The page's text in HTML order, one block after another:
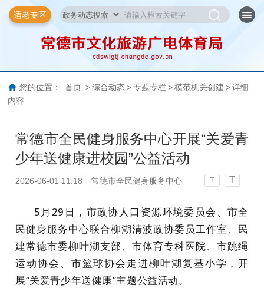
适老专区
您的位置： 首页 > 综合动态 > 专题专栏 > 模范机关创建 > 详细
内容
常德市全民健身服务中心开展“关爱青
少年送健康进校园”公益活动
2026-06-01 11:18 常德市全民健身服务中心 T T
5月29日，市政协人口资源环境委员会、市全
民健身服务中心联合柳湖清波政协委员工作室、民
建常德市委柳叶湖支部、市体育专科医院、市跳绳
运动协会、市篮球协会走进柳叶湖复基小学，开
展“关爱青少年送健康”主题公益活动。